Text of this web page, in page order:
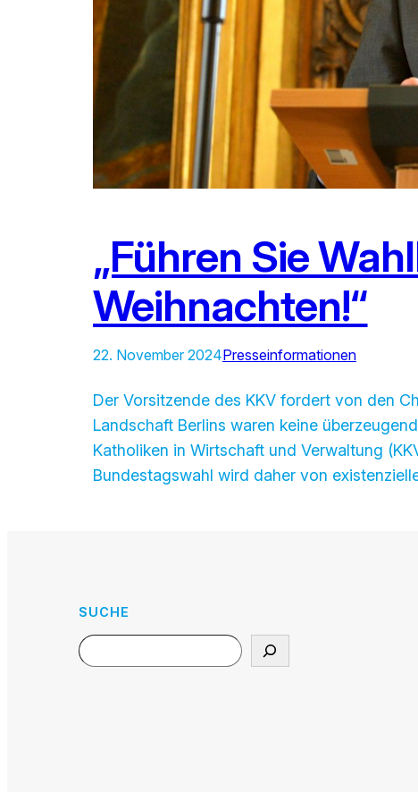
„Führen Sie
Weihnachten!“
22. November 2024Presseinformationen
Der Vorsitzende des KKV fordert von den
Landschaft Berlins waren keine
Katholiken in Wirtschaft und Verwaltung
Bundestagswahl wird daher von
SUCHE
Search